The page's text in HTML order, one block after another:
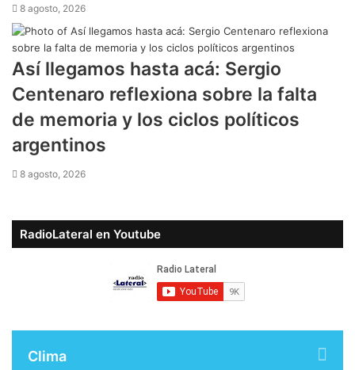
8 agosto, 2026
Así llegamos hasta acá: Sergio
Centenaro reflexiona sobre la falta
de memoria y los ciclos políticos
argentinos
8 agosto, 2026
RadioLateral en Youtube
Clima